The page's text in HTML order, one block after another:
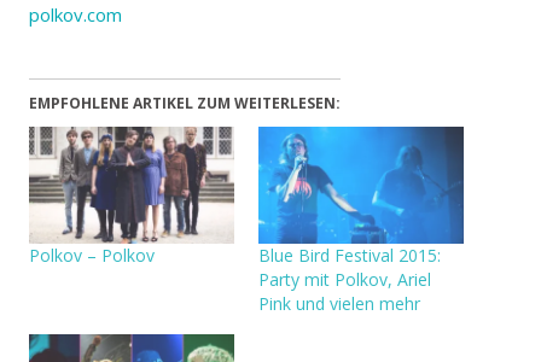
polkov.com
EMPFOHLENE ARTIKEL ZUM WEITERLESEN:
Polkov – Polkov
Blue Bird Festival 2015:
Party mit Polkov, Ariel
Pink und vielen mehr